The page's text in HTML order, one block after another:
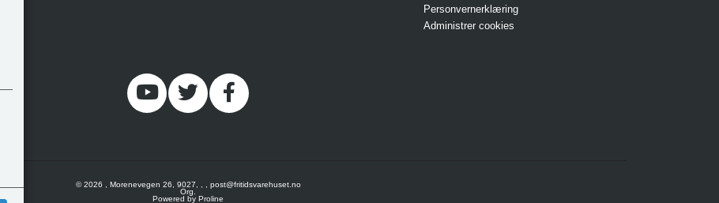
Personvernerklæring
Administrer cookies
© 2026 , Morenevegen 26, 9027, , , post@fritidsvarehuset.no
Org.
Powered by Proline